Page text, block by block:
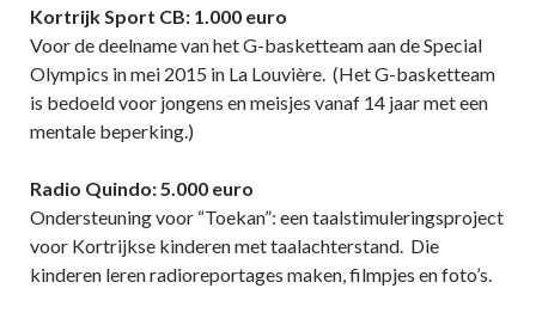
Kortrijk Sport CB: 1.000 euro
Voor de deelname van het G-basketteam aan de Special
Olympics in mei 2015 in La Louvière. (Het G-basketteam
is bedoeld voor jongens en meisjes vanaf 14 jaar met een
mentale beperking.)
Radio Quindo: 5.000 euro
Ondersteuning voor “Toekan”: een taalstimuleringsproject
voor Kortrijkse kinderen met taalachterstand. Die
kinderen leren radioreportages maken, filmpjes en foto’s.